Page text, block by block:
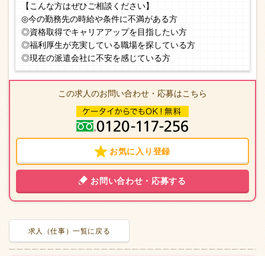
【こんな方はぜひご相談ください】
◎今の勤務先の時給や条件に不満がある方
◎資格取得でキャリアアップを目指したい方
◎福利厚生が充実している職場を探している方
◎現在の派遣会社に不安を感じている方
この求人のお問い合わせ・応募はこちら
お気に入り登録
お問い合わせ・応募する
求人（仕事）一覧に戻る